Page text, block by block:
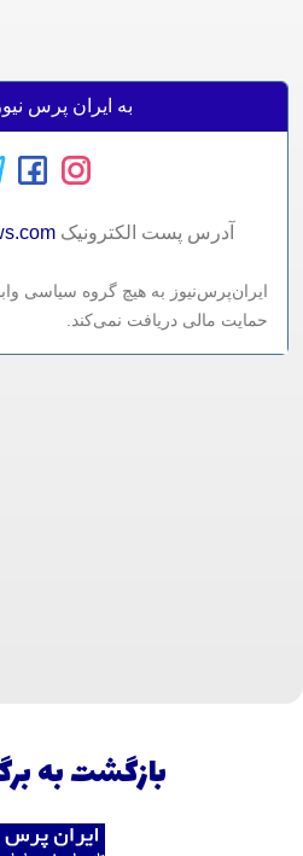
به ایران پرس
آدرس پست الکترونيک
ایران‌پرس‌نیوز به هیچ گروه سیاسی
حمایت مالی دریافت نمی‌کند.
بازگشت به